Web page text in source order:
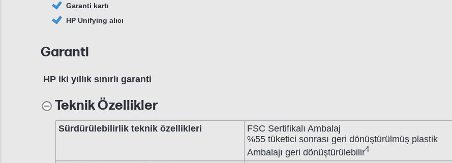
Garanti kartı
HP Unifying alıcı
Garanti
HP iki yıllık sınırlı garanti
Teknik Özellikler
Sürdürülebilirlik teknik özellikleri
FSC Sertifikalı Ambalaj
%55 tüketici sonrası geri dönüştürülmüş plastik
Ambalajı geri dönüştürülebilir4